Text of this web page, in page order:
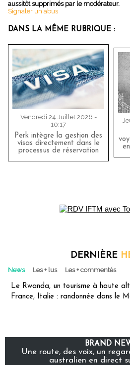
aussitôt supprimés par le modérateur.
Signaler un abus
DANS LA MÊME RUBRIQUE :
Vendredi 24 Juillet 2026 -
10:17
Perk intègre la gestion des
visas directement dans le
processus de réservation
DERNIÈRE
News Les + lus Les + commentés
Le Rwanda, un tourisme à haute
France, Italie : randonnée dans le
BRAND
Une route, des voix, un
australien en direct